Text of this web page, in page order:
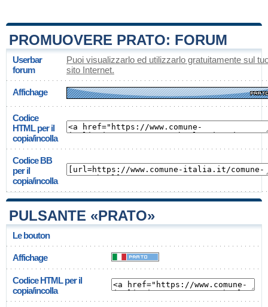
PROMUOVERE PRATO: FORUM
Userbar
forum
Puoi visualizzarlo ed utilizzarlo gratuitamente sul
sito Internet.
Affichage
Codice
HTML per il
copia/incolla
Codice BB
per il
copia/incolla
PULSANTE «PRATO»
Le bouton
Affichage
Codice HTML per il
copia/incolla